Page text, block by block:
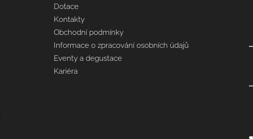
Dotace
Kontakty
Obchodní podmínky
Informace o zpracování osobních údajů
Eventy a degustace
Kariéra